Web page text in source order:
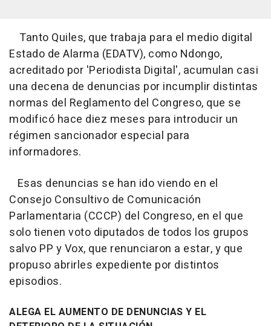
Tanto Quiles, que trabaja para el medio digital
Estado de Alarma (EDATV), como Ndongo,
acreditado por 'Periodista Digital', acumulan casi
una decena de denuncias por incumplir distintas
normas del Reglamento del Congreso, que se
modificó hace diez meses para introducir un
régimen sancionador especial para
informadores.
Esas denuncias se han ido viendo en el
Consejo Consultivo de Comunicación
Parlamentaria (CCCP) del Congreso, en el que
solo tienen voto diputados de todos los grupos
salvo PP y Vox, que renunciaron a estar, y que
propuso abrirles expediente por distintos
episodios.
ALEGA EL AUMENTO DE DENUNCIAS Y EL